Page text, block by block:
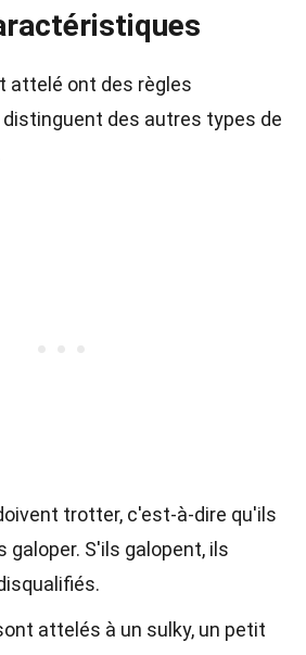
attelé ont des règles
des autres types de
trotter, c'est-à-dire qu'ils
galoper. S'ils galopent, ils
attelés à un sulky, un petit